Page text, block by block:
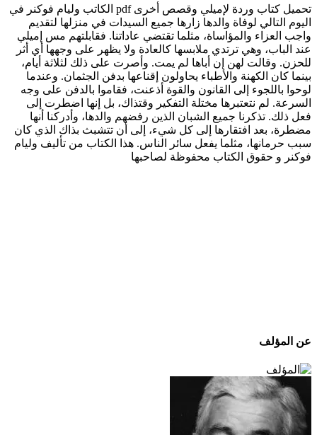
تحميل كتاب وردة لإميلي وقصص أخرى pdf الكاتب وليام فوكنر في
اليوم التالي لوفاة والدها زارها جميع السيدات في منزلها لتقديم
واجب العزاء والمؤاساة، مثلما تقتضي عاداتنا. فقابلتهم مس إميلي
عند الباب، وهي ترتدي ملابسها كالعادة ولا يظهر على وجهها أي أثر
للحزن. وقالت لهن إن أباها لم يمت. وأصرت على ذلك لثلاثة أيام،
بينما كان الكهنة والأطباء يحاولون إقناعها بدفن الجثمان. وعندما
لوحوا باللجوء إلى القانون والقوة أذعنت، فقاموا بالدفن على وجه
السرعة. لم نتعتبرها مختلة التفكير وقتذاك، بل إنها اضطرت إلى
فعل ذلك. تذكرنا جميع الشبان الذين رفضهم والدها، وأدركنا أنها
مضطرة، بعد افتقارها إلى كل شيء، إلى أن تتشبث بذاك الذي كان
سبب حرمانها، مثلما يفعل سائر الناس. هذا الكتاب من تأليف وليام
فوكنر و حقوق الكتاب محفوظة لصاحبها
عن المؤلف